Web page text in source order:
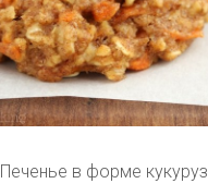
Печенье в форме